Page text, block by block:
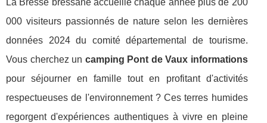
La Bresse bressane accueille chaque année plus de 200
000 visiteurs passionnés de nature selon les dernières
données 2024 du comité départemental de tourisme.
Vous cherchez un camping Pont de Vaux informations
pour séjourner en famille tout en profitant d'activités
respectueuses de l'environnement ? Ces terres humides
regorgent d'expériences authentiques à vivre en pleine